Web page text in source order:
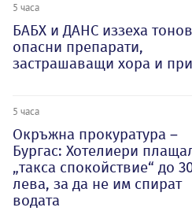
5 часа
БАБХ и ДАНС иззеха
опасни препарати,
застрашаващи хора и
5 часа
Окръжна прокуратура –
Бургас: Хотелиери
„такса спокойствие“ до
лева, за да не им спират
водата